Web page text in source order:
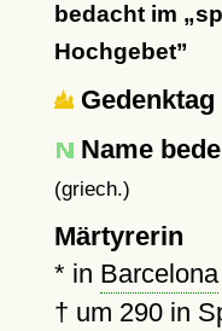
bedacht im
Hochgebet
Gedenktag
Name
(griech.)
Märtyrerin
* in Barcelona
† um 290in